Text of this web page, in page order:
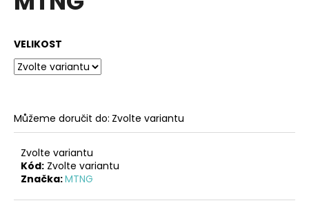
VELIKOST
Můžeme doručit do: Zvolte variantu
Zvolte variantu
Kód: Zvolte variantu
Značka:MTNG
e
m
e
ČERNÉ
KOŽENÉ
PANTOFLE
NA
KLÍNKU